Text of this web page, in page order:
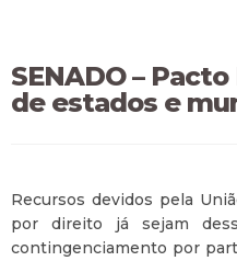
SENADO –
de estados e
Recursos devidos pela
por direito já sejam
contingenciamento por